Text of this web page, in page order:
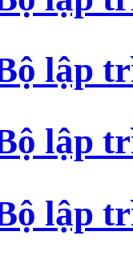
lập
lập
lập